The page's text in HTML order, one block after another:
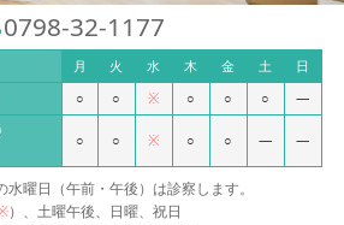
0798-32-1177
月 火 水 木 金 土 日
○ ○ ※ ○ ○ ○ —
○ ○ ※ ○ ○ — —
水曜日（午前・午後）は診察します。
）、土曜午後、日曜、祝日